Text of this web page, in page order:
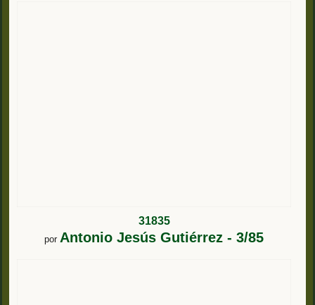
31835
por Antonio Jesús Gutiérrez - 3/85